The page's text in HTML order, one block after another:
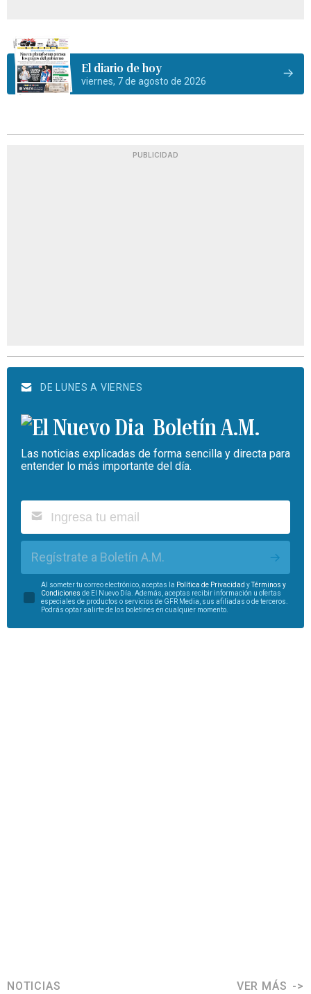
El diario de hoy
viernes, 7 de agosto de 2026
PUBLICIDAD
DE LUNES A VIERNES
Boletín A.M.
Las noticias explicadas de forma sencilla y directa para
entender lo más importante del día.
Regístrate a Boletín A.M.
Al someter tu correo electrónico, aceptas la Política de Privacidad yTérminos y
Condiciones de El Nuevo Día. Además, aceptas recibir información u ofertas
especiales de productos o servicios de GFR Media, sus afiliadas o de terceros.
Podrás optar salirte de los boletines en cualquier momento.
NOTICIAS VER MÁS